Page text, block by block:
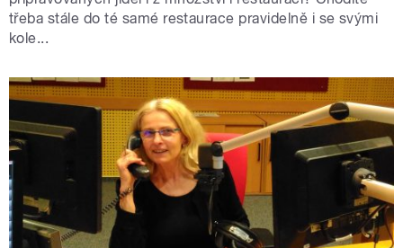
třeba stále do té samé restaurace pravidelně i se svými
kole...